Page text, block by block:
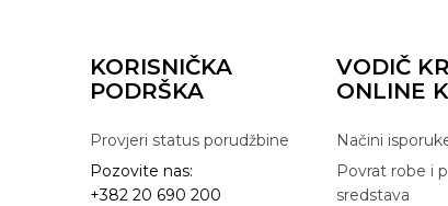
KORISNIČKA
PODRŠKA
Provjeri status porudžbine
Pozovite nas:
+382 20 690 200
VODIČ
ONLINE
Načini
Povrat robe i
sredstava